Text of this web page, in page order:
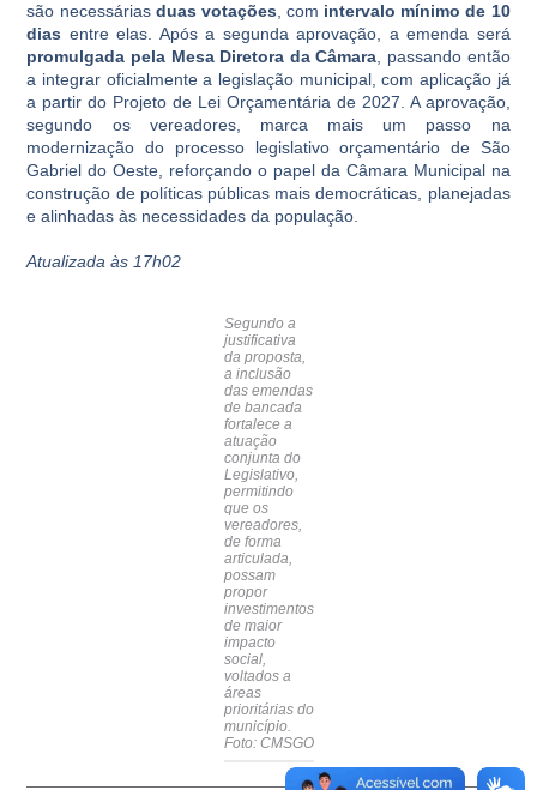
são necessárias duas votações , com intervalo mínimo de 10
dias entre elas. Após a segunda aprovação, a emenda será
promulgada pela Mesa Diretora da Câmara , passando então
a integrar oficialmente a legislação municipal, com aplicação já
a partir do Projeto de Lei Orçamentária de 2027. A aprovação,
segundo os vereadores, marca mais um passo na
modernização do processo legislativo orçamentário de São
Gabriel do Oeste, reforçando o papel da Câmara Municipal na
construção de políticas públicas mais democráticas, planejadas
e alinhadas às necessidades da população.
Atualizada às 17h02
Segundo a
justificativa
da proposta,
a inclusão
das emendas
de bancada
fortalece a
atuação
conjunta do
Legislativo,
permitindo
que os
vereadores,
de forma
articulada,
possam
propor
investimentos
de maior
impacto
social,
voltados a
áreas
prioritárias do
município.
Foto: CMSGO